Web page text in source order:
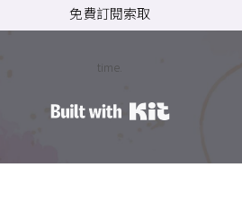
免費訂閱索取
time.
Built with Kit